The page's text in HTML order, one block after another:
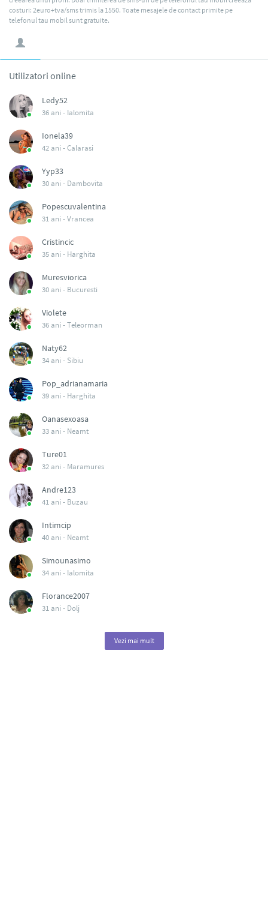
costuri: 2euro+tva/sms trimis la 1550. Toate mesajele de contact primite pe
telefonul tau mobil sunt gratuite.
Utilizatori online
Ledy52
36 ani - Ialomita
Ionela39
42 ani -Calarasi
Yyp33
30 ani - Dambovita
Popescuvalentina
31 ani -Vrancea
Cristincic
35 ani - Harghita
Muresviorica
30 ani - Bucuresti
Violete
36 ani -Teleorman
Naty62
34 ani - Sibiu
Pop_adrianamaria
39 ani - Harghita
Oanasexoasa
33 ani - Neamt
Ture01
32 ani - Maramures
Andre123
41 ani - Buzau
Intimcip
40 ani - Neamt
Simounasimo
34 ani - Ialomita
Florance2007
31 ani - Dolj
Vezi mai mult